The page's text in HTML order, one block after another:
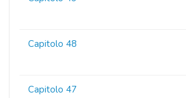
Capitolo 48
Capitolo 47